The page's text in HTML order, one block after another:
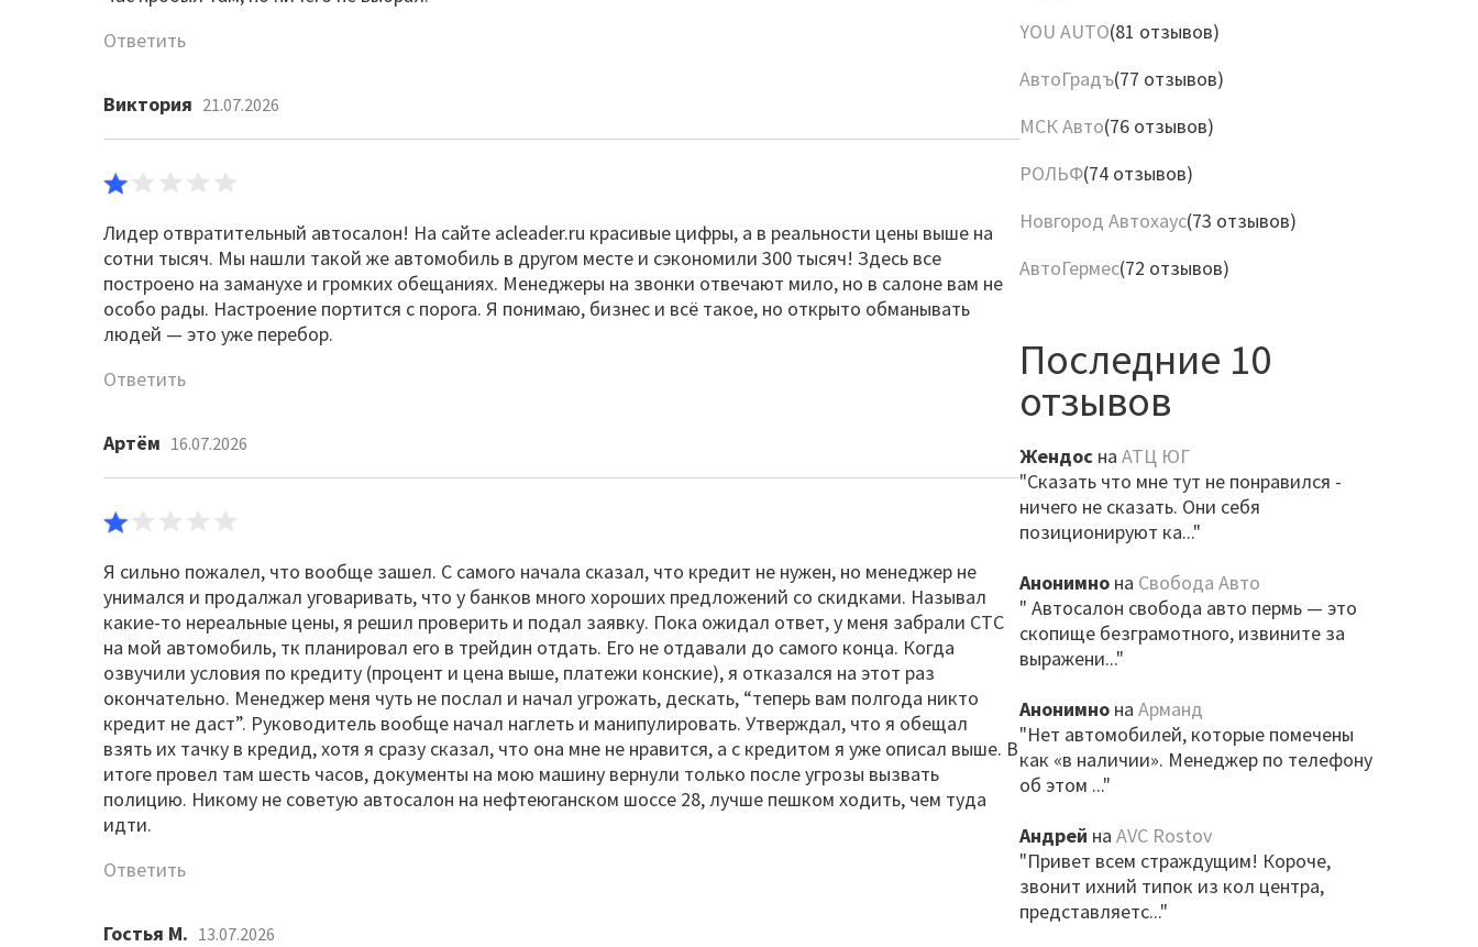
Ответить
Виктория 21.07.2026
Лидер отвратительный автосалон! На сайте acleader.ru красивые цифры, а в реальности цены выше на
сотни тысяч. Мы нашли такой же автомобиль в другом месте и сэкономили 300 тысяч! Здесь все
построено на заманухе и громких обещаниях. Менеджеры на звонки отвечают мило, но в салоне вам не
особо рады. Настроение портится с порога. Я понимаю, бизнес и всё такое, но открыто обманывать
людей — это уже перебор.
Ответить
Артём 16.07.2026
Я сильно пожалел, что вообще зашел. С самого начала сказал, что кредит не нужен, но менеджер не
унимался и продалжал уговаривать, что у банков много хороших предложений со скидками. Называл
какие-то нереальные цены, я решил проверить и подал заявку. Пока ожидал ответ, у меня забрали СТС
на мой автомобиль, тк планировал его в трейдин отдать. Его не отдавали до самого конца. Когда
озвучили условия по кредиту (процент и цена выше, платежи конские), я отказался на этот раз
окончательно. Менеджер меня чуть не послал и начал угрожать, дескать, “теперь вам полгода никто
кредит не даст”. Руководитель вообще начал наглеть и манипулировать. Утверждал, что я обещал
взять их тачку в кредид, хотя я сразу сказал, что она мне не нравится, а с кредитом я уже описал выше. В
итоге провел там шесть часов, документы на мою машину вернули только после угрозы вызвать
полицию. Никому не советую автосалон на нефтеюганском шоссе 28, лучше пешком ходить, чем туда
идти.
Ответить
Гостья М. 13.07.2026
YOU AUTO(81 отзывов)
АвтоГрадъ(77 отзывов)
МСК Авто(76 отзывов)
РОЛЬФ(74 отзывов)
Новгород Автохаус(73 отзывов)
АвтоГермес(72 отзывов)
Последние 10
отзывов
Жендосна АТЦ ЮГ
"Сказать что мне тут не понравился -
ничего не сказать. Они себя
позиционируют ка..."
Анонимнона Свобода Авто
" Автосалон свобода авто пермь — это
скопище безграмотного, извините за
выражени..."
Анонимнона Арманд
"Нет автомобилей, которые помечены
как «в наличии». Менеджер по телефону
об этом ..."
Андрей на AVC Rostov
"Привет всем страждущим! Короче,
звонит ихний типок из кол центра,
представляетс..."